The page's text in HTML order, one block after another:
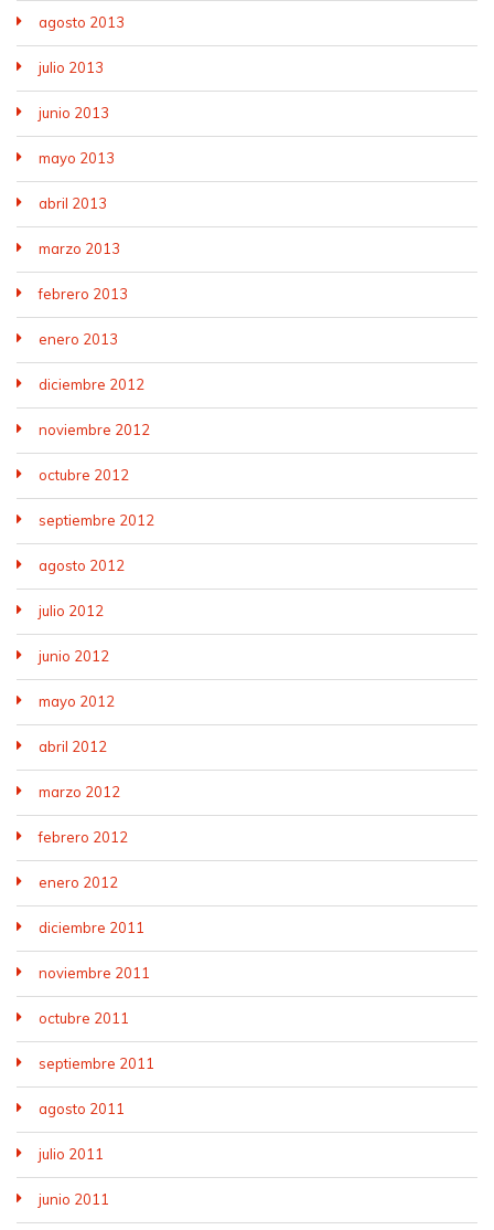
agosto 2013
julio 2013
junio 2013
mayo 2013
abril 2013
marzo 2013
febrero 2013
enero 2013
diciembre 2012
noviembre 2012
octubre 2012
septiembre 2012
agosto 2012
julio 2012
junio 2012
mayo 2012
abril 2012
marzo 2012
febrero 2012
enero 2012
diciembre 2011
noviembre 2011
octubre 2011
septiembre 2011
agosto 2011
julio 2011
junio 2011